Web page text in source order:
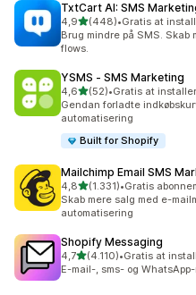
TxtCart AI: SMS
4,9ud af 5 stjerner
(448)
448 anmeldelser i alt
•Gratis at
Brug mindre på SMS.
flows.
YSMS ‑ SMS Marketing
4,6ud af 5 stjerner
(52)
52 anmeldelser i alt
•Gratis at
Gendan forladte
automatisering
Built for Shopify
Mailchimp Email SMS
4,8ud af 5 stjerner
(1.331)
1331 anmeldelser i alt
•Gratis
Skab mere salg med e-
automatisering
Shopify Messaging
4,7ud af 5 stjerner
(4.110)
4110 anmeldelser i alt
•Gratis at
E-mail-, sms- og